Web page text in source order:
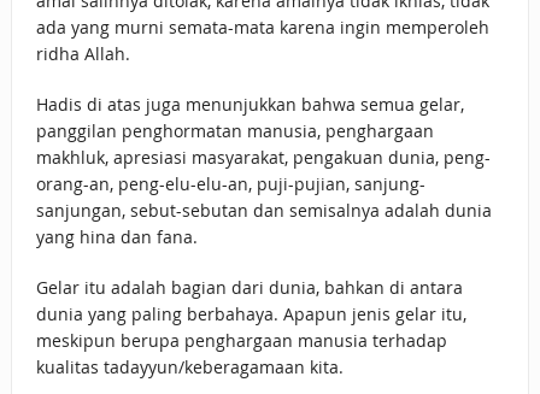
ada yang murni semata-mata karena ingin memperoleh
ridha Allah.
Hadis di atas juga menunjukkan bahwa semua gelar,
panggilan penghormatan manusia, penghargaan
makhluk, apresiasi masyarakat, pengakuan dunia, peng-
orang-an, peng-elu-elu-an, puji-pujian, sanjung-
sanjungan, sebut-sebutan dan semisalnya adalah dunia
yang hina dan fana.
Gelar itu adalah bagian dari dunia, bahkan di antara
dunia yang paling berbahaya. Apapun jenis gelar itu,
meskipun berupa penghargaan manusia terhadap
kualitas tadayyun/keberagamaan kita.